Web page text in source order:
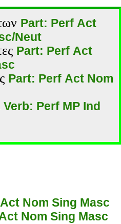
Part: Perf Act
Neut
Part: Perf Act
Part: Perf Act Nom
Verb: Perf MP Ind
Nom Sing Masc
Nom Sing Masc